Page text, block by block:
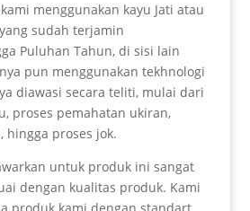
menggunakan kayu Jati atau
sudah terjamin
Puluhan Tahun, di sisi lain
pun menggunakan tekhnologi
diawasi secara teliti, mulai dari
proses pemahatan ukiran,
hingga proses jok.
untuk produk ini sangat
dengan kualitas produk. Kami